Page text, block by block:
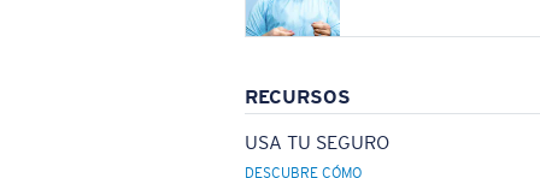
RECURSOS
USA TU SEGURO
DESCUBRE CÓMO